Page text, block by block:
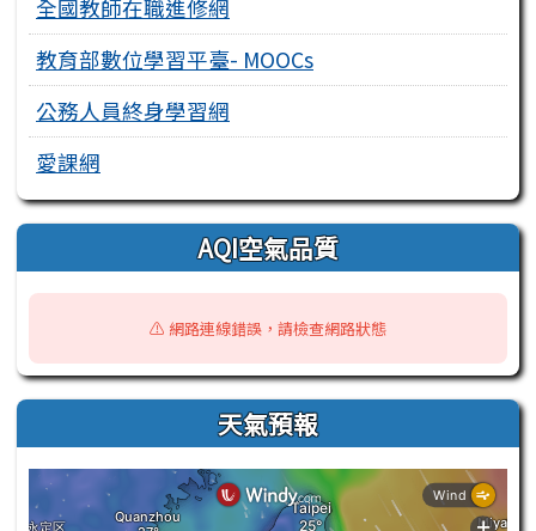
全國教師在職進修網
教育部數位學習平臺- MOOCs
公務人員終身學習網
愛課網
AQI空氣品質
⚠️ 網路連線錯誤，請檢查網路狀態
天氣預報